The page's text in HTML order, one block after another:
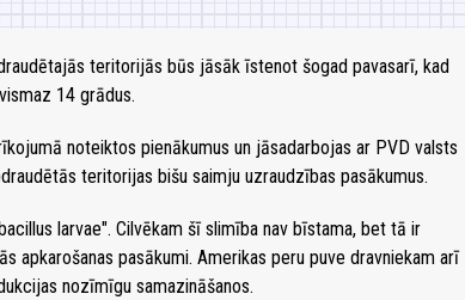
teritorijās būs jāsāk īstenot šogad pavasarī, kad
14 grādus.
noteiktos pienākumus un jāsadarbojas ar PVD valsts
teritorijas bišu saimju uzraudzības pasākumus.
larvae". Cilvēkam šī slimība nav bīstama, bet tā ir
apkarošanas pasākumi. Amerikas peru puve dravniekam arī
nozīmīgu samazināšanos.